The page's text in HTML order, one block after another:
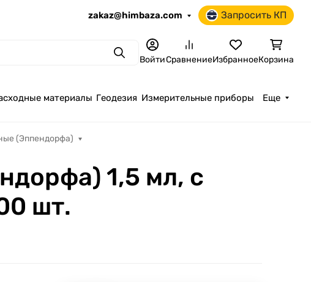
zakaz@himbaza.com Запросить КП
ПоискВойтиСравнениеИзбранноеКорзина
материалы Геодезия Измерительные приборы Еще
(Эппендорфа)
1,5 мл, с
шт.